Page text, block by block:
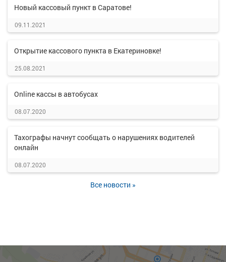
Новый кассовый пункт в Саратове!
09.11.2021
Открытие кассового пункта в Екатериновке!
25.08.2021
Online кассы в автобусах
08.07.2020
Тахографы начнут сообщать о нарушениях водителей
онлайн
08.07.2020
Все новости »